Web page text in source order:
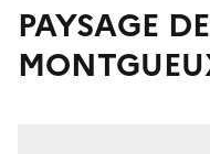
PAYSAGE DE